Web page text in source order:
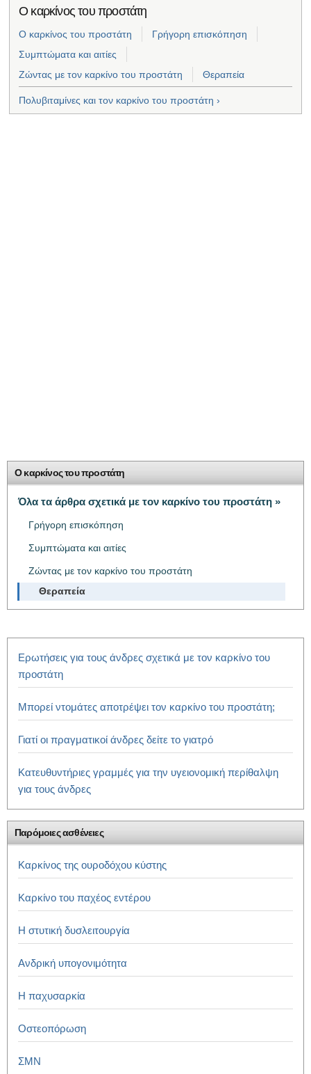
Ο καρκίνος του προστάτη
Ο καρκίνος του προστάτη
Γρήγορη επισκόπηση
Συμπτώματα και αιτίες
Ζώντας με τον καρκίνο του προστάτη
Θεραπεία
Πολυβιταμίνες και τον καρκίνο του προστάτη ›
Ο καρκίνος του προστάτη
Όλα τα άρθρα σχετικά με τον καρκίνο του προστάτη »
Γρήγορη επισκόπηση
Συμπτώματα και αιτίες
Ζώντας με τον καρκίνο του προστάτη
Θεραπεία
Ερωτήσεις για τους άνδρες σχετικά με τον καρκίνο του
προστάτη
Μπορεί ντομάτες αποτρέψει τον καρκίνο του προστάτη;
Γιατί οι πραγματικοί άνδρες δείτε το γιατρό
Κατευθυντήριες γραμμές για την υγειονομική περίθαλψη
για τους άνδρες
Παρόμοιες ασθένειες
Καρκίνος της ουροδόχου κύστης
Καρκίνο του παχέος εντέρου
Η στυτική δυσλειτουργία
Ανδρική υπογονιμότητα
Η παχυσαρκία
Οστεοπόρωση
ΣΜΝ